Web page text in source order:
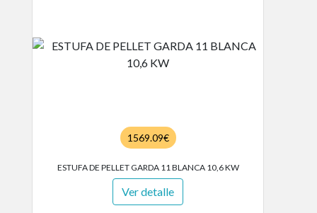
1569.09€
ESTUFA DE PELLET GARDA 11 BLANCA 10,6 KW
Ver detalle